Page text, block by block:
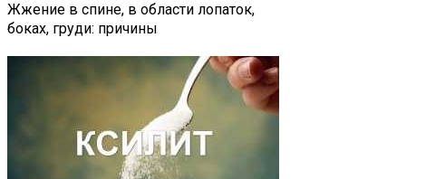
Жжение в спине, в области лопаток,
боках, груди: причины